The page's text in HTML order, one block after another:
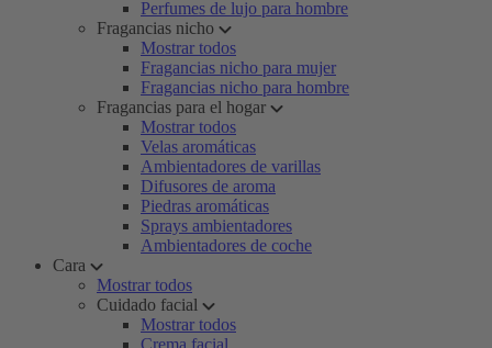
Perfumes de lujo para hombre
Fragancias nicho
Mostrar todos
Fragancias nicho para mujer
Fragancias nicho para hombre
Fragancias para el hogar
Mostrar todos
Velas aromáticas
Ambientadores de varillas
Difusores de aroma
Piedras aromáticas
Sprays ambientadores
Ambientadores de coche
Cara
Mostrar todos
Cuidado facial
Mostrar todos
Crema facial